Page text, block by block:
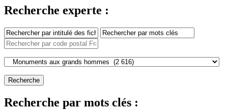
Recherche experte :
Recherche par mots clés :